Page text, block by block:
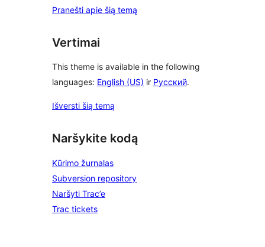
Pranešti apie šią temą
Vertimai
This theme is available in the following
languages: English (US) ir Русский.
Išversti šią temą
Naršykite kodą
Kūrimo žurnalas
Subversion repository
Naršyti Trac’e
Trac tickets